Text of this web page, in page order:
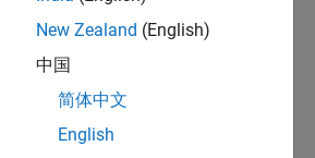
New Zealand (English)
中国
简体中文
English